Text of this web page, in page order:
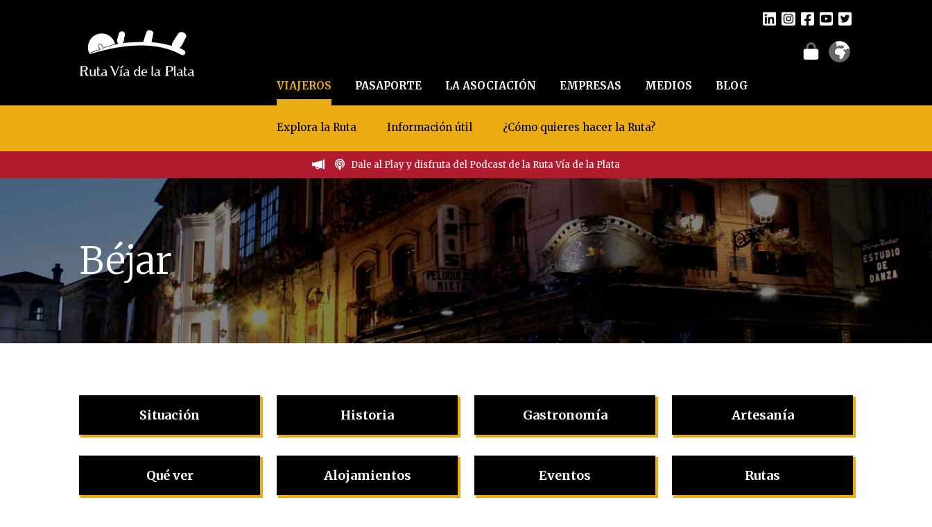
VIAJEROS PASAPORTE LA ASOCIACIÓN EMPRESAS MEDIOS BLOG
Explora la Ruta Información útil ¿Cómo quieres hacer la Ruta?
Dale al Play y disfruta del Podcast de la Ruta Vía de la Plata
Béjar
Situación Historia
Qué ver Alojamientos
Gastronomía Artesanía
Eventos Rutas